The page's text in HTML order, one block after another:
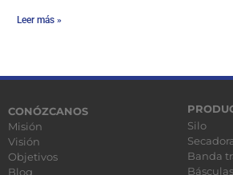
Leer más »
CONÓZCANOS
Misión
Visión
Objetivos
Blog
Silo
Banda